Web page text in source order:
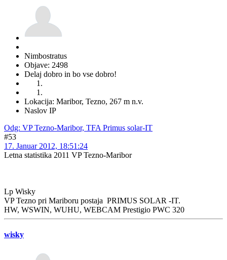
Nimbostratus
Objave: 2498
Delaj dobro in bo vse dobro!
Lokacija: Maribor, Tezno, 267 m n.v.
Naslov IP
Odg: VP Tezno-Maribor, TFA Primus solar-IT
#53
17. Januar 2012, 18:51:24
Letna statistika 2011 VP Tezno-Maribor
Lp Wisky
VP Tezno pri Mariboru postaja PRIMUS SOLAR -IT.
HW, WSWIN, WUHU, WEBCAM Prestigio PWC 320
wisky